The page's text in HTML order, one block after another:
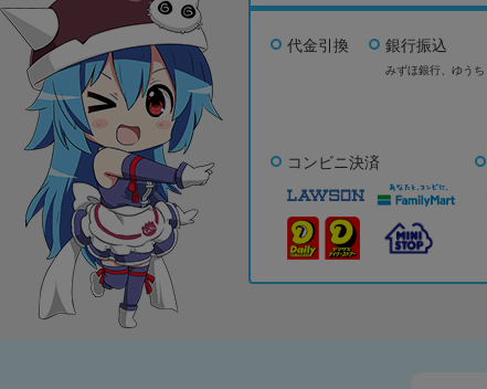
代金引換 銀行振込
みずほ銀行、 ゆう
コンビニ決済